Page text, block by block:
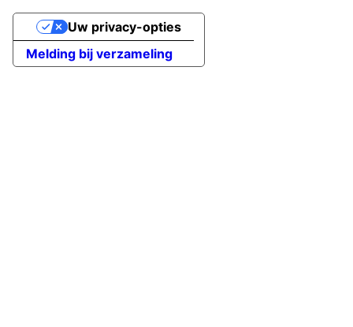
Melding bij verzameling
Uw privacy-opties